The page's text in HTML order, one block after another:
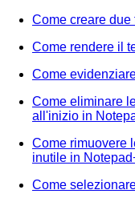
Come creare
Come rendere il
Come
Come eliminare
all'inizio in
Come rimuovere
inutile in
Come